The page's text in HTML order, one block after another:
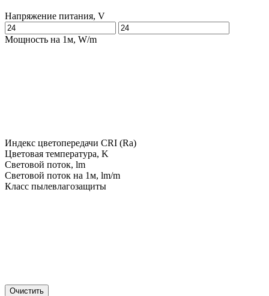
Напряжение питания, V
Мощность на 1м, W/m
Индекс цветопередачи CRI (Ra)
Цветовая температура, K
Световой поток, lm
Световой поток на 1м, lm/m
Класс пылевлагозащиты
Очистить